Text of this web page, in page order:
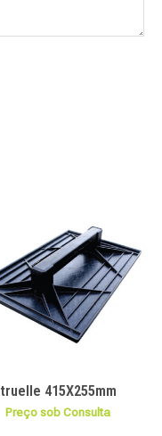
truelle 415X255mm
Preço sob Consulta